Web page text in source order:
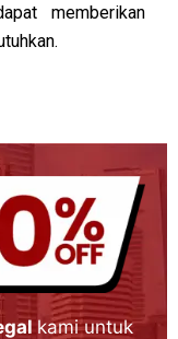
memberikan
kami untuk